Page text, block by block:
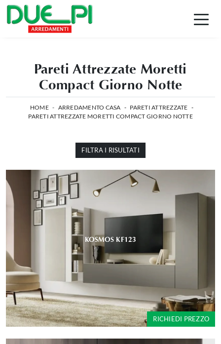
Pareti Attrezzate Moretti
Compact Giorno Notte
HOME - ARREDAMENTO CASA - PARETI ATTREZZATE -
PARETI ATTREZZATE MORETTI COMPACT GIORNO NOTTE
FILTRA I RISULTATI
KOSMOS KF123
RICHIEDI PREZZO